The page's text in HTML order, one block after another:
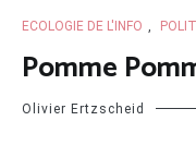
ECOLOGIE DE L'INFO
Pomme
Olivier Ertzscheid